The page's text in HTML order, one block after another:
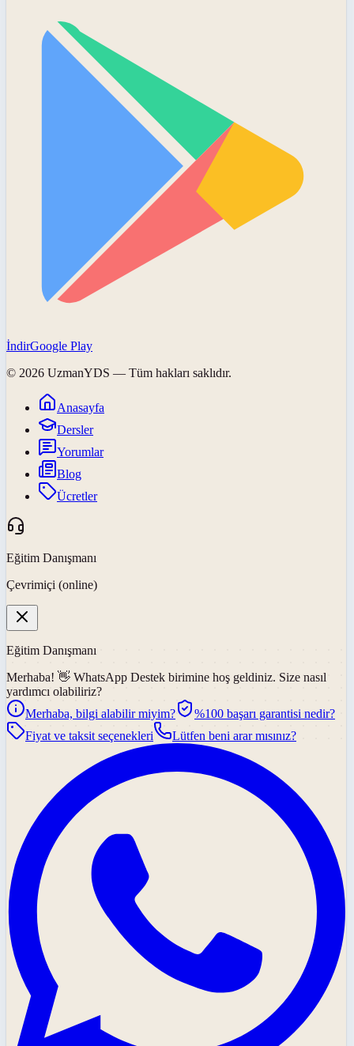
İndirGoogle Play
© 2026 UzmanYDS — Tüm hakları saklıdır.
Anasayfa
Dersler
Yorumlar
Blog
Ücretler
Eğitim Danışmanı
Çevrimiçi (online)
Eğitim Danışmanı
Merhaba! 👋 WhatsApp Destek birimine hoş geldiniz. Size nasıl
yardımcı olabiliriz?
Merhaba, bilgi alabilir miyim?
%100 başarı garantisi nedir?
Fiyat ve taksit seçenekleri
Lütfen beni arar mısınız?